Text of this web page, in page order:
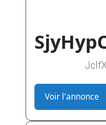
Voir l'annonce